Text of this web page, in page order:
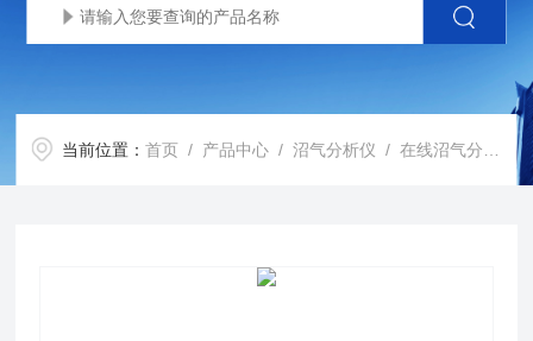
当前位置：首页 / 产品中心 /沼气分析仪 /在线沼气分析仪 /